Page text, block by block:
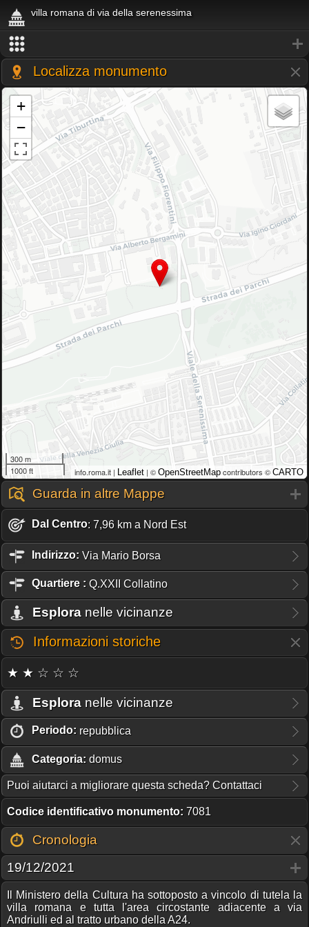
villa romana di via della serenessima
Localizza monumento
+
−
300 m
1000 ft
info.roma.it | Leaflet | © OpenStreetMap contributors © CARTO
Guarda in altre Mappe
Dal Centro: 7,96 km a Nord Est
Indirizzo: Via Mario Borsa
Quartiere : Q.XXII Collatino
Esplora nelle vicinanze
Informazioni storiche
★ ★ ☆ ☆ ☆
Esplora nelle vicinanze
Periodo: repubblica
Categoria: domus
Puoi aiutarci a migliorare questa scheda? Contattaci
Codice identificativo monumento: 7081
Cronologia
19/12/2021
Il Ministero della Cultura ha sottoposto a vincolo di tutela la
villa romana e tutta l'area circostante adiacente a via
Andriulli ed al tratto urbano della A24.